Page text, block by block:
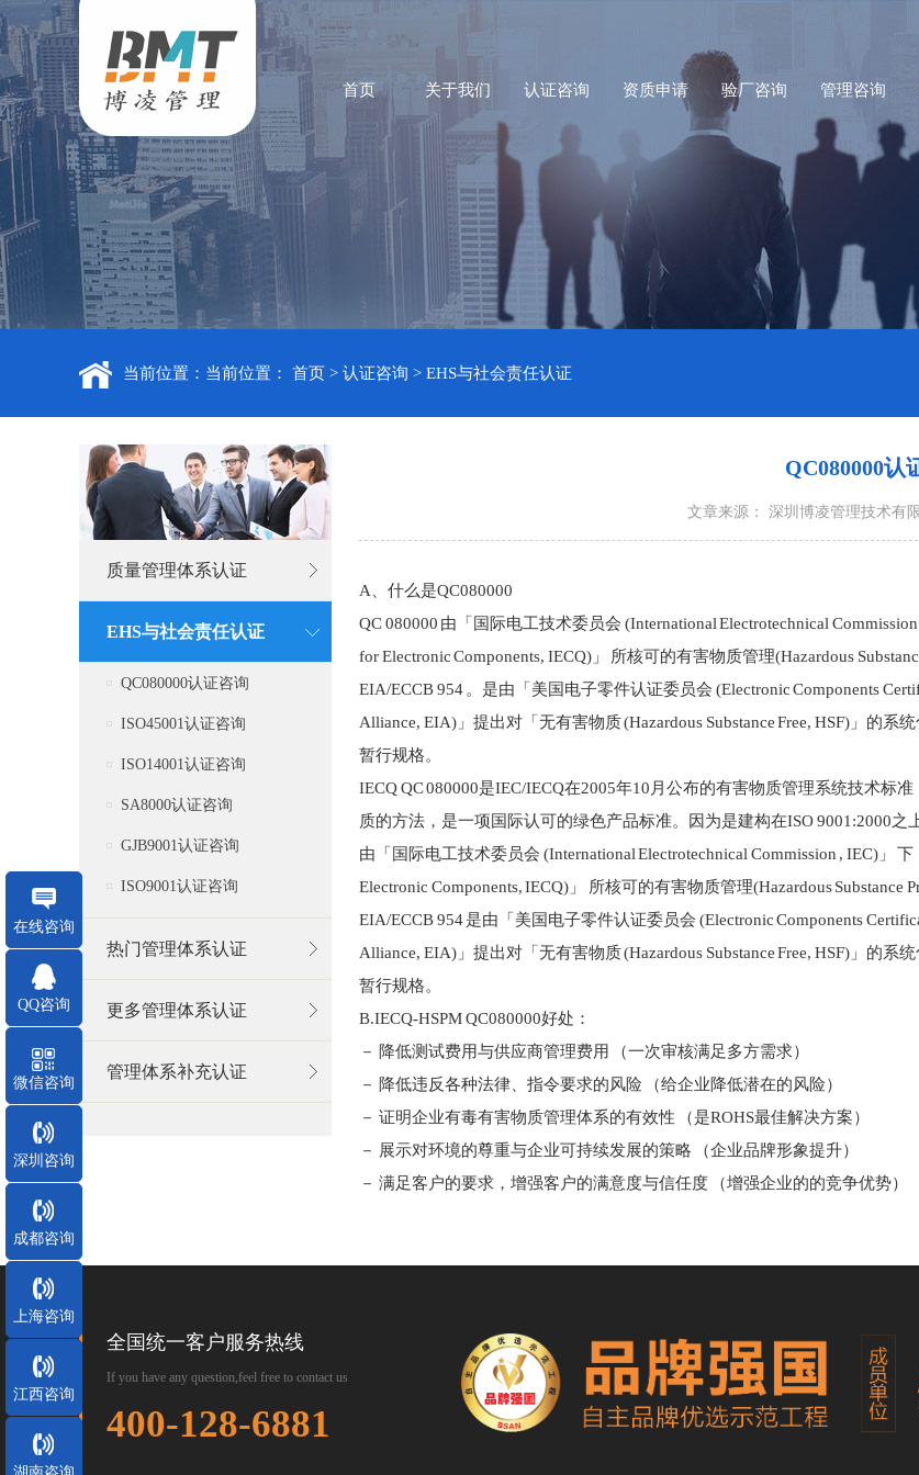
首页 关于我们 认证咨询 资质申请 验厂咨询 管理咨询
当前位置：当前位置： 首页 > 认证咨询 > EHS与社会责任认证
质量管理体系认证
EHS与社会责任认证
QC080000认证咨询
ISO45001认证咨询
ISO14001认证咨询
SA8000认证咨询
GJB9001认证咨询
ISO9001认证咨询
热门管理体系认证
更多管理体系认证
管理体系补充认证
QC080000认
文章来源： 深圳博凌管理技术有
A、什么是QC080000
QC 080000 由「国际电工技术委员会 (International Electrotechnical
for Electronic Components, IECQ)」 所核可的有害物质管理(Hazardous
EIA/ECCB 954 。是由「美国电子零件认证委员会 (Electronic Components
Alliance, EIA)」提出对「无有害物质 (Hazardous Substance Free, HSF)」的
暂行规格。
IECQ QC 080000是IEC/IECQ在2005年10月公布的有害物质管理系统技术标
质的方法，是一项国际认可的绿色产品标准。因为是建构在ISO 9001:2000之
由「国际电工技术委员会 (International Electrotechnical Commission , IEC)」
Electronic Components, IECQ)」 所核可的有害物质管理(Hazardous Substance
EIA/ECCB 954 是由「美国电子零件认证委员会 (Electronic Components
Alliance, EIA)」提出对「无有害物质 (Hazardous Substance Free, HSF)」的
暂行规格。
B.IECQ-HSPM QC080000好处：
－ 降低测试费用与供应商管理费用 （一次审核满足多方需求）
－ 降低违反各种法律、指令要求的风险 （给企业降低潜在的风险）
－ 证明企业有毒有害物质管理体系的有效性 （是ROHS最佳解决方案）
－ 展示对环境的尊重与企业可持续发展的策略 （企业品牌形象提升）
－ 满足客户的要求，增强客户的满意度与信任度 （增强企业的的竞争优势）
全国统一客户服务热线
If you have any question,feel free to contact us
400-128-6881
在线咨询
QQ咨询
微信咨询
深圳咨询
成都咨询
上海咨询
江西咨询